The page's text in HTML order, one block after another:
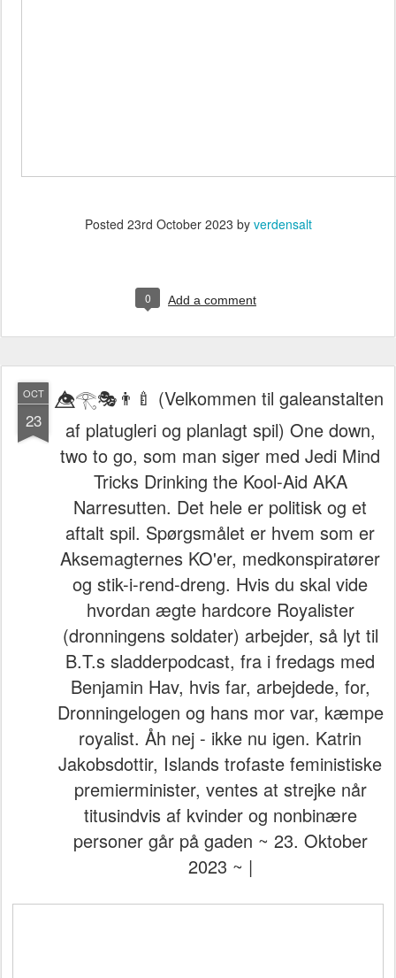
Posted 23rd October 2023 by verdensalt
0 Add a comment
OCT
23
👁️⃤𓂀🎭👨‍🍼 (Velkommen til galeanstalten
af platugleri og planlagt spil) One down,
two to go, som man siger med Jedi Mind
Tricks Drinking the Kool-Aid AKA
Narresutten. Det hele er politisk og et
aftalt spil. Spørgsmålet er hvem som er
Aksemagternes KO'er, medkonspiratører
og stik-i-rend-dreng. Hvis du skal vide
hvordan ægte hardcore Royalister
(dronningens soldater) arbejder, så lyt til
B.T.s sladderpodcast, fra i fredags med
Benjamin Hav, hvis far, arbejdede, for,
Dronningelogen og hans mor var, kæmpe
royalist. Åh nej - ikke nu igen. Katrin
Jakobsdottir, Islands trofaste feministiske
premierminister, ventes at strejke når
titusindvis af kvinder og nonbinære
personer går på gaden ~ 23. Oktober
2023 ~ |